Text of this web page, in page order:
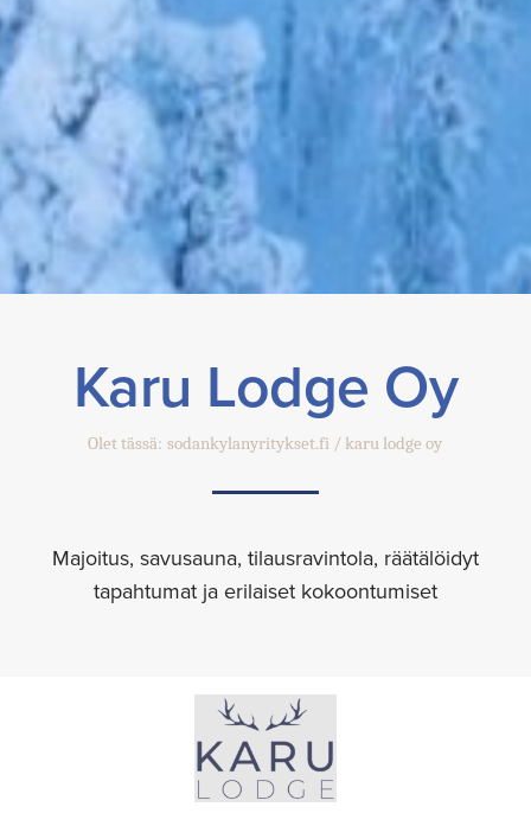
Karu Lodge Oy
Olet tässä: sodankylanyritykset.fi karu lodge oy
Majoitus, savusauna, tilausravintola, räätälöidyt
tapahtumat ja erilaiset kokoontumiset